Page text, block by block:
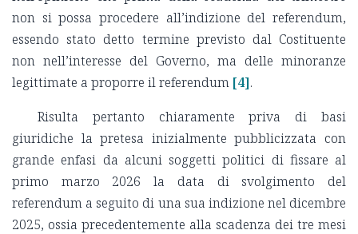
non si possa procedere all’indizione del referendum,
essendo stato detto termine previsto dal Costituente
non nell’interesse del Governo, ma delle minoranze
legittimate a proporre il referendum [4].
Risulta pertanto chiaramente priva di basi
giuridiche la pretesa inizialmente pubblicizzata con
grande enfasi da alcuni soggetti politici di fissare al
primo marzo 2026 la data di svolgimento del
referendum a seguito di una sua indizione nel dicembre
2025, ossia precedentemente alla scadenza dei tre mesi